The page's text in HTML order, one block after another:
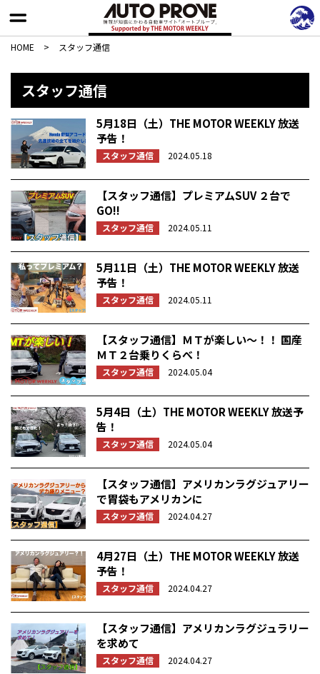
HOME > スタッフ通信
スタッフ通信
5月18日（土）THE MOTOR WEEKLY 放送
予告！
スタッフ通信 2024.05.18
【スタッフ通信】プレミアムSUV ２台で
GO!!
スタッフ通信 2024.05.11
5月11日（土）THE MOTOR WEEKLY 放送
予告！
スタッフ通信 2024.05.11
【スタッフ通信】ＭＴが楽しい～！！ 国産
ＭＴ２台乗りくらべ！
スタッフ通信 2024.05.04
5月4日（土）THE MOTOR WEEKLY 放送予
告！
スタッフ通信 2024.05.04
【スタッフ通信】アメリカンラグジュアリー
で胃袋もアメリカンに
スタッフ通信 2024.04.27
4月27日（土）THE MOTOR WEEKLY 放送
予告！
スタッフ通信 2024.04.27
【スタッフ通信】アメリカンラグジュラリー
を求めて
スタッフ通信 2024.04.27